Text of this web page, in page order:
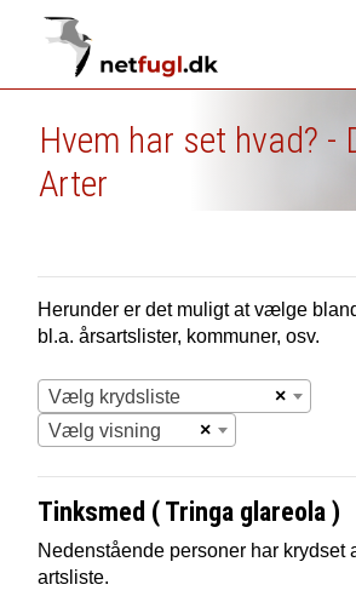
Hvem har set hvad? -
Arter
Herunder er det muligt at vælge
bl.a. årsartslister, kommuner, osv.
×
Vælg krydsliste
×
Vælg visning
Tinksmed ( Tringa glareola )
Nedenstående personer har krydset
artsliste.